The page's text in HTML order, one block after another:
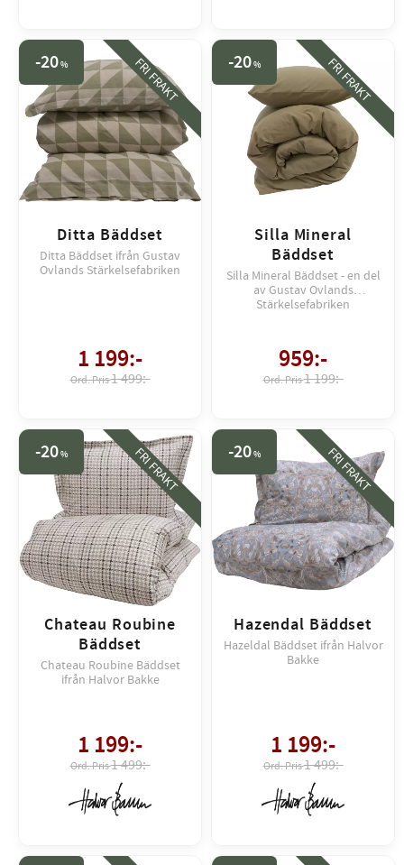
Ditta Bäddset
Ditta Bäddset ifrån Gustav
Ovlands Stärkelsefabriken
1 199:-
1 499:-
20% FRI FRAKT
Silla Mineral
Bäddset
Silla Mineral Bäddset - en del
av Gustav Ovlands
Stärkelsefabriken
959:-
1 199:-
20% FRI FRAKT
Chateau Roubine
Bäddset
Chateau Roubine Bäddset
ifrån Halvor Bakke
1 199:-
1 499:-
20% FRI FRAKT
Hazendal Bäddset
Hazeldal Bäddset ifrån Halvor
Bakke
1 199:-
1 499:-
20% FRI FRAKT